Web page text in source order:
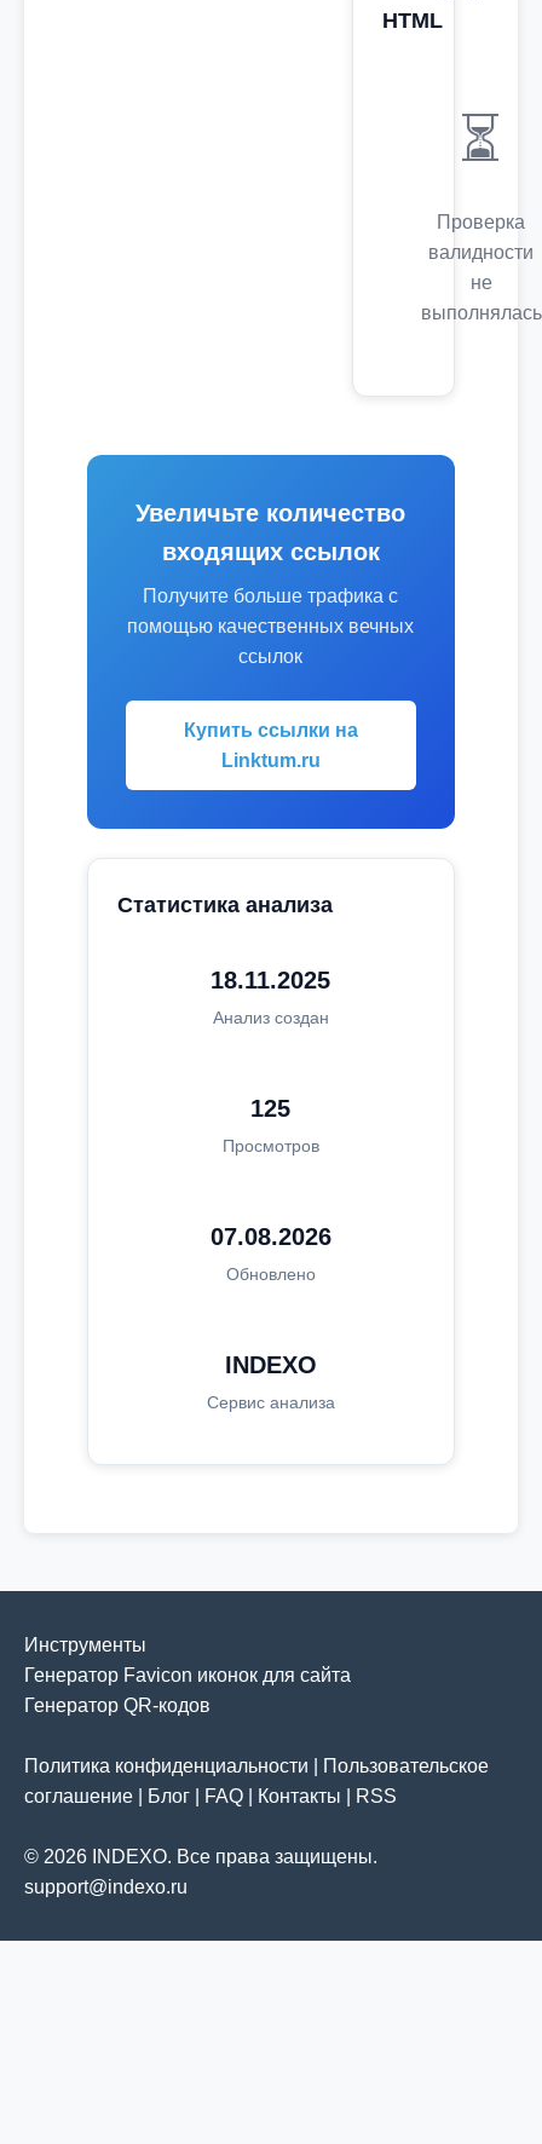
HTML
⏳
Проверка
валидности
не
выполнялась
Увеличьте количество
входящих ссылок
Получите больше трафика с
помощью качественных вечных
ссылок
Купить ссылки на
Linktum.ru
Статистика анализа
18.11.2025
Анализ создан
125
Просмотров
07.08.2026
Обновлено
INDEXO
Сервис анализа
Инструменты
Генератор Favicon иконок для сайта
Генератор QR-кодов
Политика конфиденциальности
Пользовательское
соглашение
Блог FAQ Контакты RSS
© 2026 INDEXO. Все права защищены.
support@indexo.ru